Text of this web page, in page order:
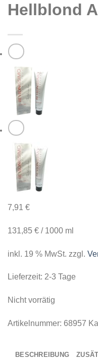
Hellblond
7,91 €
131,85 € / 1000 ml
inkl. 19 % MwSt. zzgl.
Lieferzeit: 2-3 Tage
Nicht vorrätig
Artikelnummer: 68957
BESCHREIBUNG